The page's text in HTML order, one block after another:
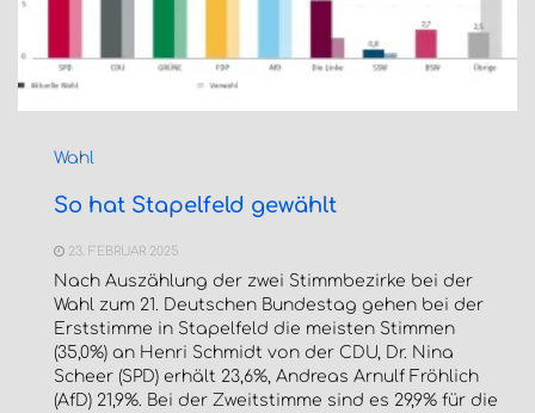
Wahl
So hat Stapelfeld gewählt
23. FEBRUAR 2025
Nach Auszählung der zwei Stimmbezirke bei der
Wahl zum 21. Deutschen Bundestag gehen bei der
Erststimme in Stapelfeld die meisten Stimmen
(35,0%) an Henri Schmidt von der CDU, Dr. Nina
Scheer (SPD) erhält 23,6%, Andreas Arnulf Fröhlich
(AfD) 21,9%. Bei der Zweitstimme sind es 29,9% für die